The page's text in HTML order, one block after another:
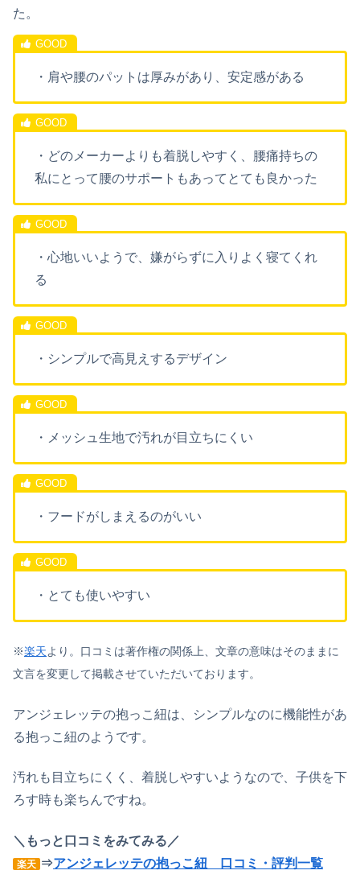
た。
・肩や腰のパットは厚みがあり、安定感がある
・どのメーカーよりも着脱しやすく、腰痛持ちの
私にとって腰のサポートもあってとても良かった
・心地いいようで、嫌がらずに入りよく寝てくれ
る
・シンプルで高見えするデザイン
・メッシュ生地で汚れが目立ちにくい
・フードがしまえるのがいい
・とても使いやすい
※楽天より。口コミは著作権の関係上、文章の意味はそのままに
文言を変更して掲載させていただいております。
アンジェレッテの抱っこ紐は、シンプルなのに機能性があ
る抱っこ紐のようです。
汚れも目立ちにくく、着脱しやすいようなので、子供を下
ろす時も楽ちんですね。
＼もっと口コミをみてみる／
楽天 ⇒アンジェレッテの抱っこ紐 口コミ・評判一覧